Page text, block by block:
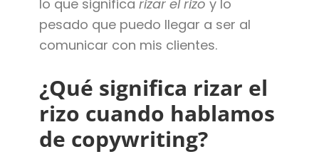
lo que significa rizar el rizo y lo
pesado que puedo llegar a ser al
comunicar con mis clientes.
¿Qué significa rizar el
rizo cuando hablamos
de copywriting?